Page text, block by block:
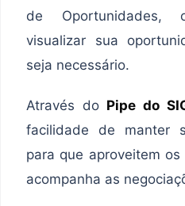
de Oportunidades,
visualizar sua
seja necessário.
Através do Pipe do
facilidade de manter
para que aproveitem
acompanha as